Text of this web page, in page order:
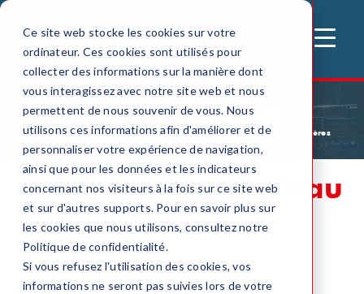
Ce site web stocke les cookies sur votre
ordinateur. Ces cookies sont utilisés pour
collecter des informations sur la manière dont
vous interagissez avec notre site web et nous
permettent de nous souvenir de vous. Nous
utilisons ces informations afin d'améliorer et de
personnaliser votre expérience de navigation,
ainsi que pour les données et les indicateurs
concernant nos visiteurs à la fois sur ce site web
et sur d'autres supports. Pour en savoir plus sur
les cookies que nous utilisons, consultez notre
Politique de confidentialité.
Si vous refusez l'utilisation des cookies, vos
informations ne seront pas suivies lors de votre
MENU
Accueil Eclairage de securite BAES étanches à l'eau et aux poussières
BAES étanches à l'eau
et aux poussières